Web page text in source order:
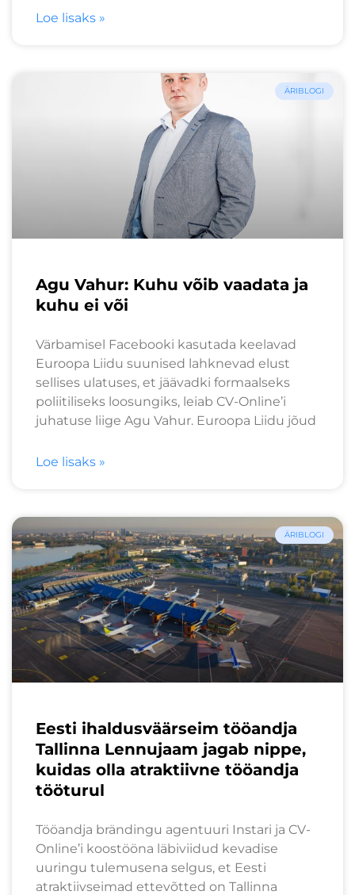
Loe lisaks »
ÄRIBLOGI
Agu Vahur: Kuhu võib vaadata ja
kuhu ei või
Värbamisel Facebooki kasutada keelavad
Euroopa Liidu suunised lahknevad elust
sellises ulatuses, et jäävadki formaalseks
poliitiliseks loosungiks, leiab CV-Online’i
juhatuse liige Agu Vahur. Euroopa Liidu jõud
Loe lisaks »
ÄRIBLOGI
Eesti ihaldusväärseim tööandja
Tallinna Lennujaam jagab nippe,
kuidas olla atraktiivne tööandja
tööturul
Tööandja brändingu agentuuri Instari ja CV-
Online’i koostööna läbiviidud kevadise
uuringu tulemusena selgus, et Eesti
atraktiivseimad ettevõtted on Tallinna